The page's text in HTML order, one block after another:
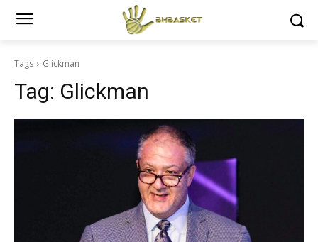
Tags Glickman
Tag: Glickman